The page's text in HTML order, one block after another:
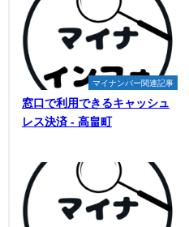
マイナンバー関連記事
窓口で利用できるキャッシュ
レス決済 - 高畠町